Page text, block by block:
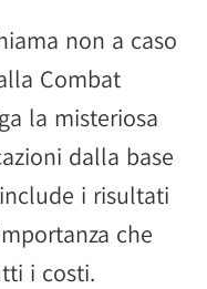
non a caso
Combat
la misteriosa
dalla base
i risultati
che
i costi.